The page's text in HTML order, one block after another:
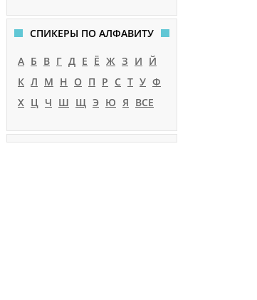
СПИКЕРЫ ПО АЛФАВИТУ
А Б В Г Д Е Ё Ж З И Й
К Л М Н О П Р С Т У Ф
Х Ц Ч Ш Щ Э Ю Я ВСЕ